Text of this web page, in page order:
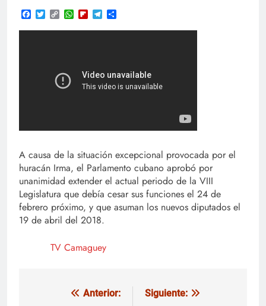
Facebook
TwitterCopy
Link
WhatsApp
FlipboardTelegram
A causa de la situación excepcional provocada por el
huracán Irma, el Parlamento cubano aprobó por
unanimidad extender el actual periodo de la VIII
Legislatura que debía cesar sus funciones el 24 de
febrero próximo, y que asuman los nuevos diputados el
19 de abril del 2018.
TV Camaguey
Navegación
Anterior:
Siguiente: